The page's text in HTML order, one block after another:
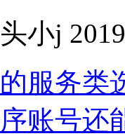
小j
服务类
账号还